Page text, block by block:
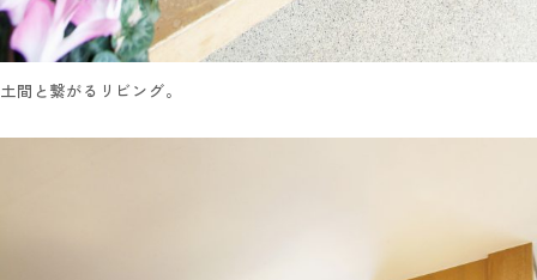
土間と繋がるリビング。